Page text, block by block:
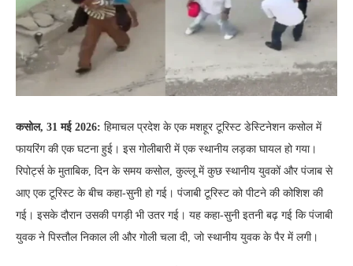
कसोल, 31 मई 2026: हिमाचल प्रदेश के एक मशहूर टूरिस्ट डेस्टिनेशन कसोल में
फायरिंग की एक घटना हुई। इस गोलीबारी में एक स्थानीय लड़का घायल हो गया।
रिपोर्ट्स के मुताबिक, दिन के समय कसोल, कुल्लू में कुछ स्थानीय युवकों और पंजाब से
आए एक टूरिस्ट के बीच कहा-सुनी हो गई। पंजाबी टूरिस्ट को पीटने की कोशिश की
गई। इसके दौरान उसकी पगड़ी भी उतर गई। यह कहा-सुनी इतनी बढ़ गई कि पंजाबी
युवक ने पिस्तौल निकाल ली और गोली चला दी, जो स्थानीय युवक के पैर में लगी।